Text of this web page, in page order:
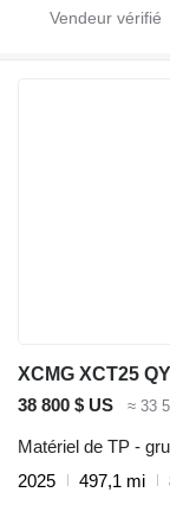
XCMG XCT25
38 800 $ US
≈ 33
Matériel de TP -
2025
497,1 mi